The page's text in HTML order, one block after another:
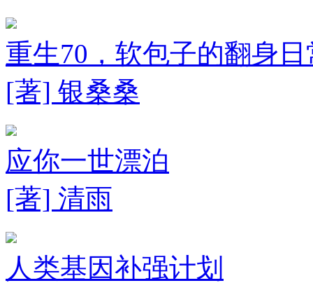
重生70，软包子的翻身日
[著] 银桑桑
应你一世漂泊
[著] 清雨
人类基因补强计划